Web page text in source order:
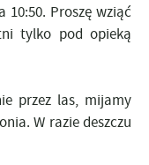
10:50. Proszę wziąć
tylko pod opieką
przez las, mijamy
W razie deszczu